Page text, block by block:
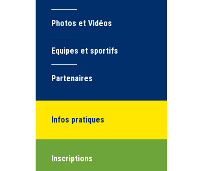
Photos et Vidéos
Equipes et sportifs
Partenaires
Infos pratiques
Inscriptions